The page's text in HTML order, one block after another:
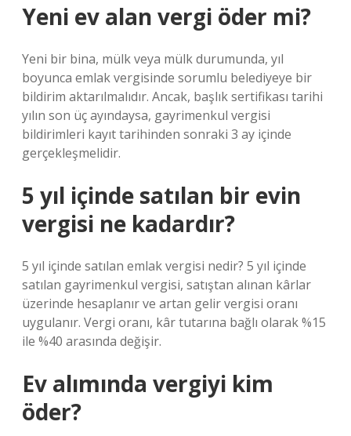
Yeni ev alan vergi öder mi?
Yeni bir bina, mülk veya mülk durumunda, yıl
boyunca emlak vergisinde sorumlu belediyeye bir
bildirim aktarılmalıdır. Ancak, başlık sertifikası tarihi
yılın son üç ayındaysa, gayrimenkul vergisi
bildirimleri kayıt tarihinden sonraki 3 ay içinde
gerçekleşmelidir.
5 yıl içinde satılan bir evin
vergisi ne kadardır?
5 yıl içinde satılan emlak vergisi nedir? 5 yıl içinde
satılan gayrimenkul vergisi, satıştan alınan kârlar
üzerinde hesaplanır ve artan gelir vergisi oranı
uygulanır. Vergi oranı, kâr tutarına bağlı olarak %15
ile %40 arasında değişir.
Ev alımında vergiyi kim
öder?